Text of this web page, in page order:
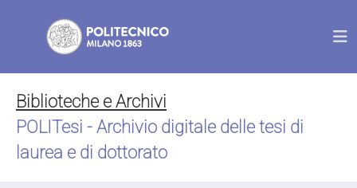
Biblioteche e Archivi
POLITesi - Archivio digitale delle tesi di
laurea e di dottorato